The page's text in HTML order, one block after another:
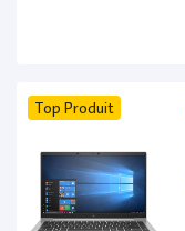
Top Produit